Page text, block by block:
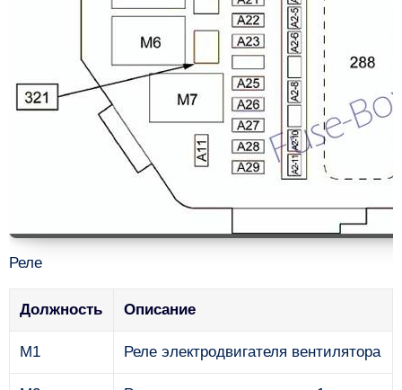
Реле
Должность Описание
M1 Реле электродвигателя вентилятора